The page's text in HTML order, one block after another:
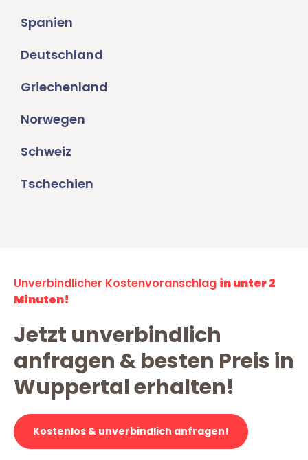
Spanien
Deutschland
Griechenland
Norwegen
Schweiz
Tschechien
Unverbindlicher Kostenvoranschlag in unter 2
Minuten!
Jetzt unverbindlich
anfragen & besten Preis in
Wuppertal erhalten!
Kostenlos & unverbindlich anfragen!